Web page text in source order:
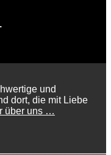
und
dort, die mit Liebe
über uns …